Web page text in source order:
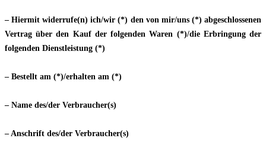
– Hiermit widerrufe(n) ich/wir (*) den von mir/uns (*) abgeschlossenen
Vertrag über den Kauf der folgenden Waren (*)/die Erbringung der
folgenden Dienstleistung (*)
– Bestellt am (*)/erhalten am (*)
– Name des/der Verbraucher(s)
– Anschrift des/der Verbraucher(s)